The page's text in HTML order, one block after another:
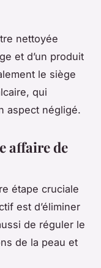
nettoyée
et d’un produit
le siège
qui
aspect négligé.
affaire de
étape cruciale
est d’éliminer
de réguler le
de la peau et